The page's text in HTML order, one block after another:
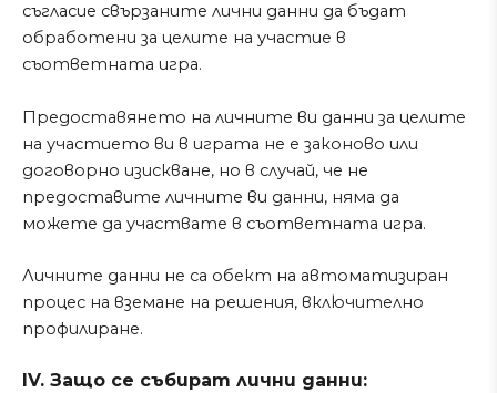
съгласие свързаните лични данни да бъдат
обработени за целите на участие в
съответната игра.
Предоставянето на личните ви данни за целите
на участието ви в играта не е законово или
договорно изискване, но в случай, че не
предоставите личните ви данни, няма да
можете да участвате в съответната игра.
Личните данни не са обект на автоматизиран
процес на вземане на решения, включително
профилиране.
IV. Защо се събират лични данни: